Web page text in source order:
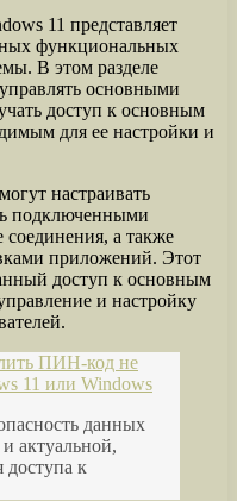
11 представляет
функциональных
В этом разделе
основными
доступ к основным
для ее настройки и
настраивать
подключенными
соединения, а также
приложений. Этот
доступ к основным
и настройку
ПИН-код не
11 или Windows
данных
актуальной,
к